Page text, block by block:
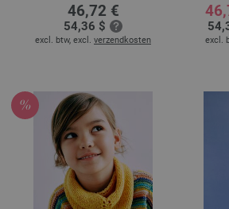
46,72 €
54,36 $
excl. btw, excl. verzendkosten excl.